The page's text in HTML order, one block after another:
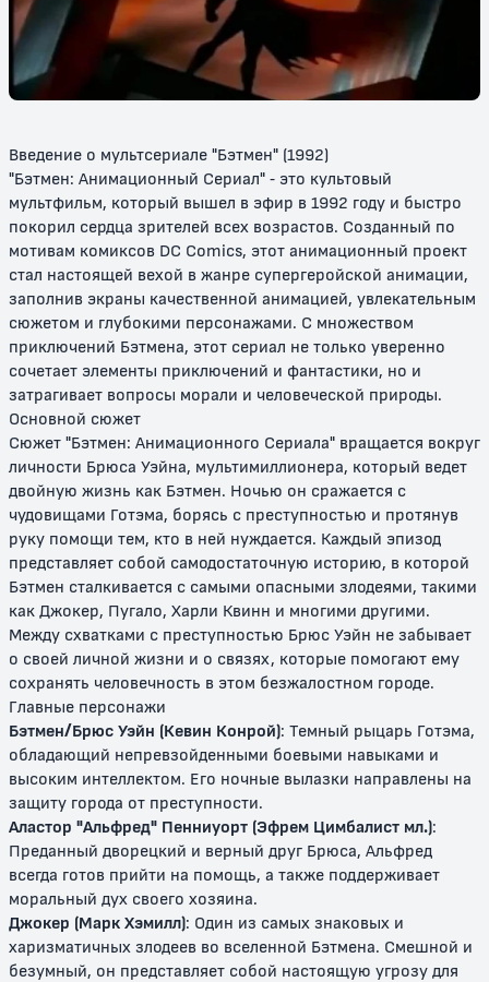
Бэтмен: Маска фантазма
Новые приключения Бэтмена
0+
Бэтмен и Супермен Бэтмэн и Мистер Фриз
12+
Бэтмен будущего
12+
Бэтмен будущего: Возвращение
Джокера
12+
Бэтмен: Тайна Бэтвумен
0+
Бэтмен (2004)
0+
Введение о мультсериале "Бэтмен" (1992)
"Бэтмен: Анимационный Сериал" - это культовый
мультфильм, который вышел в эфир в 1992 году и быстро
покорил сердца зрителей всех возрастов. Созданный по
мотивам комиксов DC Comics, этот анимационный проект
стал настоящей вехой в жанре супергеройской анимации,
заполнив экраны качественной анимацией, увлекательным
сюжетом и глубокими персонажами. С множеством
приключений Бэтмена, этот сериал не только уверенно
сочетает элементы приключений и фантастики, но и
затрагивает вопросы морали и человеческой природы.
Основной сюжет
Сюжет "Бэтмен: Анимационного Сериала" вращается вокруг
личности Брюса Уэйна, мультимиллионера, который ведет
двойную жизнь как Бэтмен. Ночью он сражается с
чудовищами Готэма, борясь с преступностью и протянув
руку помощи тем, кто в ней нуждается. Каждый эпизод
представляет собой самодостаточную историю, в которой
Бэтмен сталкивается с самыми опасными злодеями, такими
как Джокер, Пугало, Харли Квинн и многими другими.
Между схватками с преступностью Брюс Уэйн не забывает
о своей личной жизни и о связях, которые помогают ему
сохранять человечность в этом безжалостном городе.
Главные персонажи
Бэтмен/Брюс Уэйн (Кевин Конрой): Темный рыцарь Готэма,
обладающий непревзойденными боевыми навыками и
высоким интеллектом. Его ночные вылазки направлены на
защиту города от преступности.
Аластор "Альфред" Пенниуорт (Эфрем Цимбалист мл.):
Преданный дворецкий и верный друг Брюса, Альфред
всегда готов прийти на помощь, а также поддерживает
моральный дух своего хозяина.
Джокер (Марк Хэмилл): Один из самых знаковых и
харизматичных злодеев во вселенной Бэтмена. Смешной и
безумный, он представляет собой настоящую угрозу для